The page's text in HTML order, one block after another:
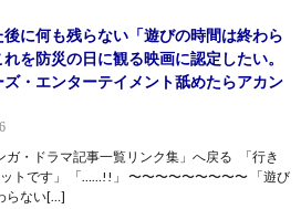
に何も残らない「遊びの時間は終わら
を防災の日に観る映画に認定したい。
ズ・エンターテイメント舐めたらアカン
ガ・ドラマ記事一覧リンク集」へ戻る 「行き
トです」 「……!!」 〜〜〜〜〜〜〜〜〜 「遊び
らない[…]